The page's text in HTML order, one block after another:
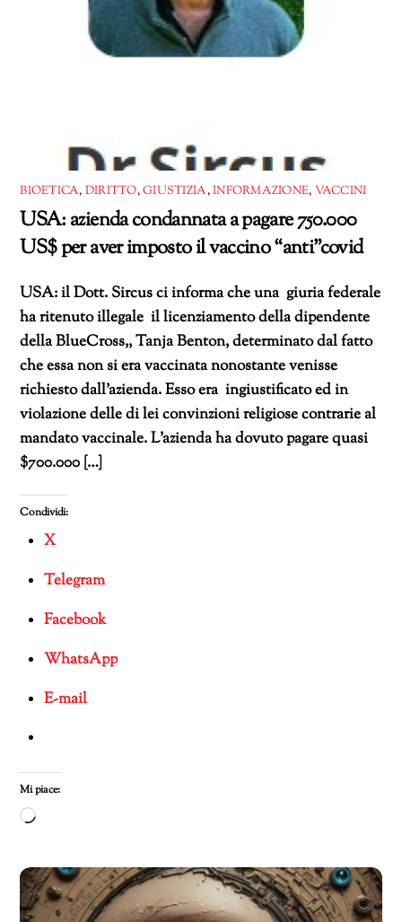
BIOETICA, DIRITTO,GIUSTIZIA,INFORMAZIONE, VACCINI
USA: azienda condannata a pagare 750.000
US$ per aver imposto il vaccino “anti”covid
USA: il Dott. Sircus ci informa che una giuria federale
ha ritenuto illegale il licenziamento della dipendente
della BlueCross,, Tanja Benton, determinato dal fatto
che essa non si era vaccinata nonostante venisse
richiesto dall’azienda. Esso era ingiustificato ed in
violazione delle di lei convinzioni religiose contrarie al
mandato vaccinale. L’azienda ha dovuto pagare quasi
$700.000 […]
Condividi:
X
Telegram
Facebook
WhatsApp
E-mail
Mi piace:
Caricamento
corso…